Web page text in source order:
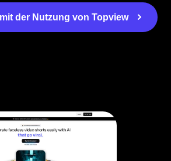
der Nutzung von Topview